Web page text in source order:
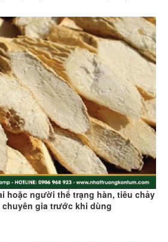
hoặc người thể trạng hàn, tiêu chảy
gia trước khi dùng